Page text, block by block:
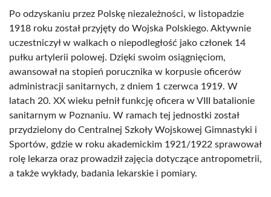
Po odzyskaniu przez Polskę niezależności, w listopadzie
1918 roku został przyjęty do Wojska Polskiego. Aktywnie
uczestniczył w walkach o niepodległość jako członek 14
pułku artylerii polowej. Dzięki swoim osiągnięciom,
awansował na stopień porucznika w korpusie oficerów
administracji sanitarnych, z dniem 1 czerwca 1919. W
latach 20. XX wieku pełnił funkcję oficera w VIII batalionie
sanitarnym w Poznaniu. W ramach tej jednostki został
przydzielony do Centralnej Szkoły Wojskowej Gimnastyki i
Sportów, gdzie w roku akademickim 1921/1922 sprawował
rolę lekarza oraz prowadził zajęcia dotyczące antropometrii,
a także wykłady, badania lekarskie i pomiary.